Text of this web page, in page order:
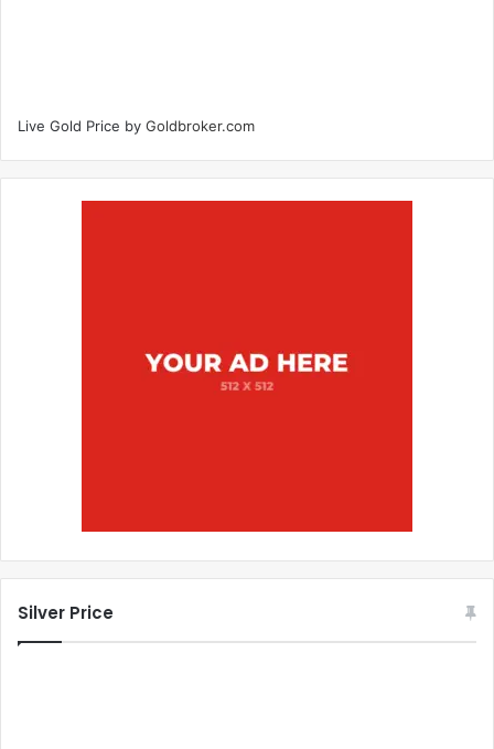
Live Gold Price by Goldbroker.com
Silver Price